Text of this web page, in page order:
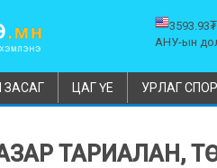
3593.93₮
АНУ-ын
ЗАСАГ ЦАГ ҮЕ УРЛАГ
ТАРИАЛАН,